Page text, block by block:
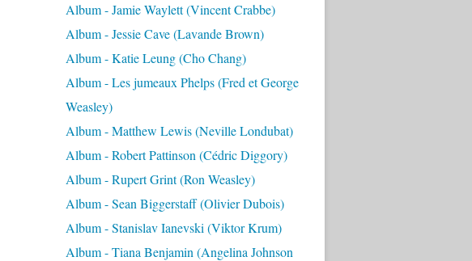
Album - Jamie Waylett (Vincent Crabbe)
Album - Jessie Cave (Lavande Brown)
Album - Katie Leung (Cho Chang)
Album - Les jumeaux Phelps (Fred et George
Weasley)
Album - Matthew Lewis (Neville Londubat)
Album - Robert Pattinson (Cédric Diggory)
Album - Rupert Grint (Ron Weasley)
Album - Sean Biggerstaff (Olivier Dubois)
Album - Stanislav Ianevski (Viktor Krum)
Album - Tiana Benjamin (Angelina Johnson